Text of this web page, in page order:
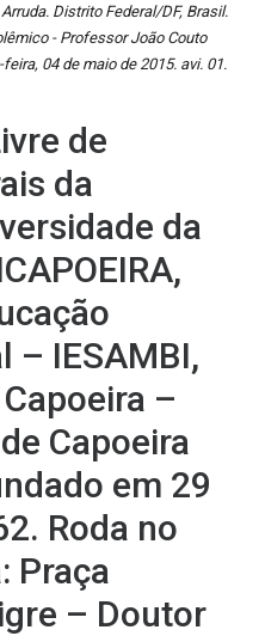
Distrito Federal/DF, Brasil.
- Professor João Couto
04 de maio de 2015. avi. 01.
de
da
da
– IESAMBI,
–
Capoeira
em 29
Roda no
Praça
– Doutor